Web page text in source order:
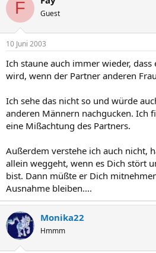
F Guest
10 Juni 2003
Ich staune auch immer wieder,
wird, wenn der Partner anderen
Ich sehe das nicht so und würde
anderen Männern nachgucken. Ich
eine Mißachtung des Partners.
Außerdem verstehe ich auch nicht,
allein weggeht, wenn es Dich stört
bist. Dann müßte er Dich
Ausnahme bleiben....
Monika22
Hmmm